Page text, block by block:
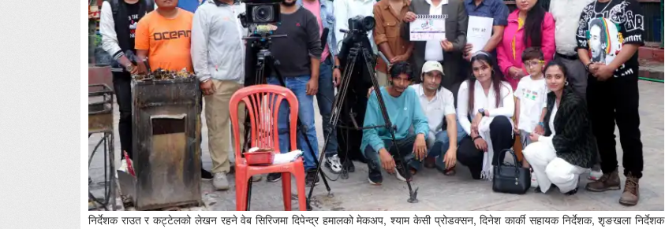
निर्देशक राउत र कट्टेलको लेखन रहने वेब सिरिजमा दिपेन्द्र हमालको मेकअप, श्याम केसी प्रोडक्सन, दिनेश कार्की सहायक निर्देशक, शृङखला निर्देशक